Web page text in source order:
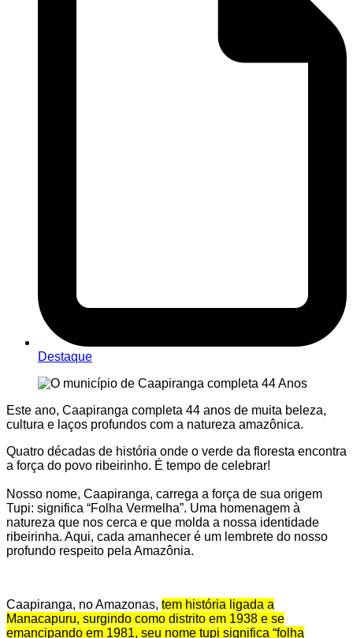
Destaque
Este ano, Caapiranga completa 44 anos de muita beleza,
cultura e laços profundos com a natureza amazônica.
Quatro décadas de história onde o verde da floresta encontra
a força do povo ribeirinho. É tempo de celebrar!
Nosso nome, Caapiranga, carrega a força de sua origem
Tupi: significa “Folha Vermelha”. Uma homenagem à
natureza que nos cerca e que molda a nossa identidade
ribeirinha. Aqui, cada amanhecer é um lembrete do nosso
profundo respeito pela Amazônia.
Caapiranga, no Amazonas, tem história ligada a
Manacapuru, surgindo como distrito em 1938 e se
emancipando em 1981, seu nome tupi significa “folha